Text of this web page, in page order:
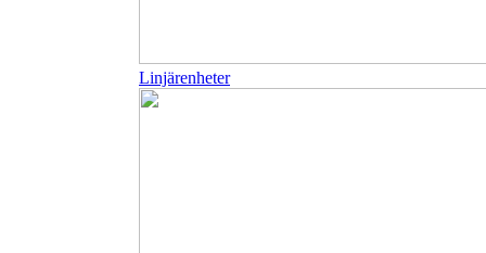
Linjärenheter